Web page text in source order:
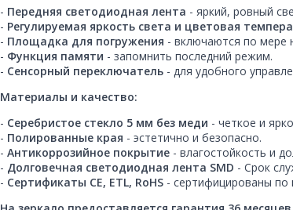
- Передняя светодиодная лента - яркий, ровный
- Регулируемая яркость света и цветовая
- Площадка для погружения - включаются по мере
- Функция памяти - запомнить последний режим.
- Сенсорный переключатель - для удобного
Материалы и качество:
- Серебристое стекло 5 мм без меди - четкое и
- Полированные края - эстетично и безопасно.
- Антикоррозийное покрытие - влагостойкость и
- Долговечная светодиодная лента SMD - Срок
- Сертификаты CE, ETL, RoHS - сертифицированы по